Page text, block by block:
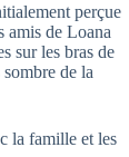
perçue
amis de Loana
sur les bras de
de la
la famille et les